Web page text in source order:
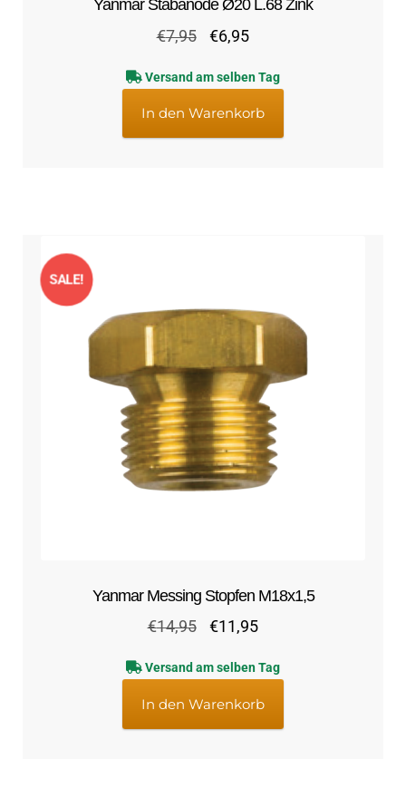
Yanmar Stabanode Ø20 L.68 Zink
€7,95
Ursprünglicher
war:
€7,95
€6,95Aktueller
ist:
€6,95.
Versand am selben Tag
In den Warenkorb
Yanmar Messing Stopfen M18x1,5
SALE!
€14,95
Ursprünglicher
war:
€14,95
€11,95Aktueller
ist:
€11,95.
Versand am selben Tag
In den Warenkorb